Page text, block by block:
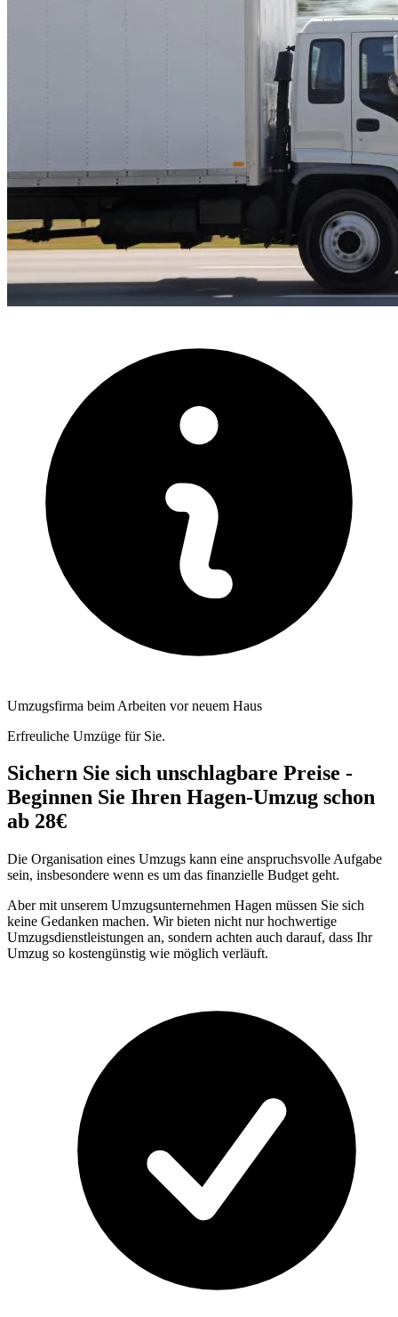
Umzugsfirma beim Arbeiten vor neuem Haus
Erfreuliche Umzüge für Sie.
Sichern Sie sich unschlagbare Preise -
Beginnen Sie Ihren Hagen-Umzug schon
ab 28€
Die Organisation eines Umzugs kann eine anspruchsvolle Aufgabe
sein, insbesondere wenn es um das finanzielle Budget geht.
Aber mit unserem Umzugsunternehmen Hagen müssen Sie sich
keine Gedanken machen. Wir bieten nicht nur hochwertige
Umzugsdienstleistungen an, sondern achten auch darauf, dass Ihr
Umzug so kostengünstig wie möglich verläuft.